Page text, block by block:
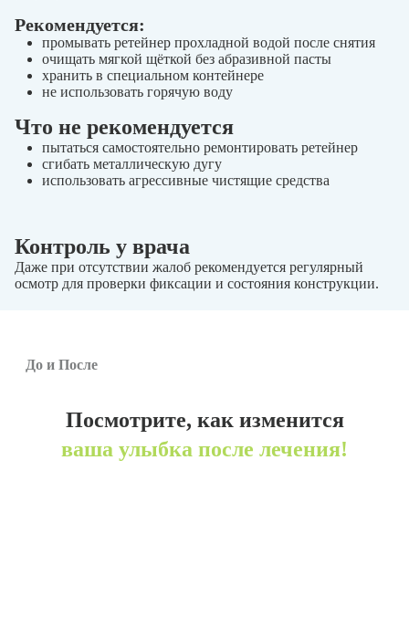
Рекомендуется:
промывать ретейнер прохладной водой после снятия
очищать мягкой щёткой без абразивной пасты
хранить в специальном контейнере
не использовать горячую воду
Что не рекомендуется
пытаться самостоятельно ремонтировать ретейнер
сгибать металлическую дугу
использовать агрессивные чистящие средства
Контроль у врача
Даже при отсутствии жалоб рекомендуется регулярный
осмотр для проверки фиксации и состояния конструкции.
До и После
Посмотрите, как изменится
ваша улыбка после лечения!